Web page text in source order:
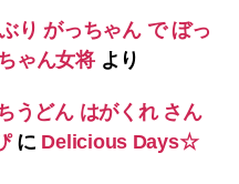
り がっちゃん で ぼっ
ゃん女将より
うどん はがくれ さん
に Delicious Days☆